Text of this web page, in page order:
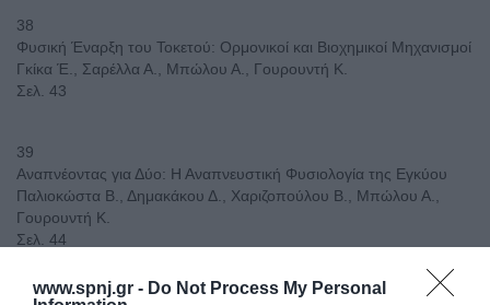
www.spnj.gr - Do Not Process My Personal
38
Φυσική Έναρξη του Τοκετού: Ορμονικοί και Βιοχημικοί Μηχανισμοί
Γκίκα Έ., Σαρέλλα Α., Μπώλου Α., Γουρουντή Κ.
Σελ. 43
39
Αναπνέοντας για Δύο: Η Αναπνευστική Φυσιολογία της Εγκύου
Παλιοκώστα Β., Δημακάκου Δ., Χαριζοπούλου Β., Μπώλου Α.,
Γουρουντή Κ.
Σελ. 44